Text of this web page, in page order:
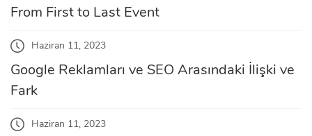
From First to Last Event
Haziran 11, 2023
Google Reklamları ve SEO Arasındaki İlişki ve
Fark
Haziran 11, 2023